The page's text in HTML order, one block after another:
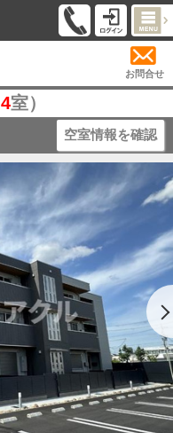
お問合せ
4室）
空室情報を確認